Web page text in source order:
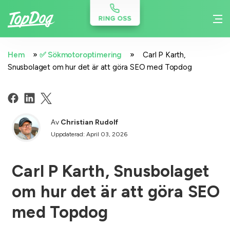
Hem » ✅ Sökmotoroptimering »
Carl P Karth,
Snusbolaget om hur det är att göra SEO med Topdog
Av Christian Rudolf
Uppdaterad: April 03, 2026
Carl P Karth, Snusbolaget
om hur det är att göra SEO
med Topdog